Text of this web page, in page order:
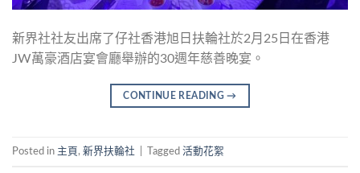
新界社社友出席了仔社香港旭日扶輪社於2月25日在香港
JW萬豪酒店宴會廳舉辦的30週年慈善晚宴。
CONTINUE READING→
Posted in 主頁 , 新界扶輪社 Tagged 活動花絮